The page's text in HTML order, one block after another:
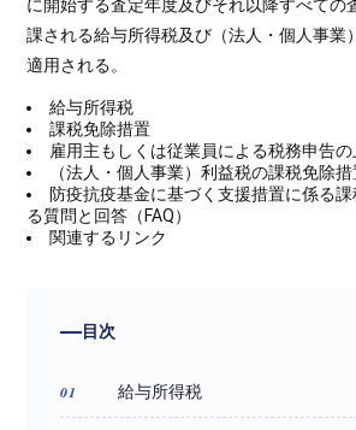
に開始する査定年度及びそれ以降すべての
課される給与所得税及び（法人・個人事業
適用される。
給与所得税
課税免除措置
雇用主もしくは従業員による税務申告
（法人・個人事業）利益税の課税免除措
防疫抗疫基金に基づく支援措置に係る
る質問と回答（FAQ）
関連するリンク
目次
給与所得税